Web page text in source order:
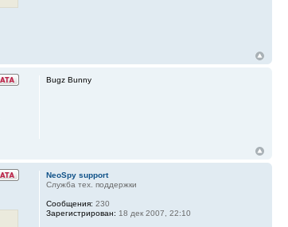
Bugz Bunny
NeoSpy support
Служба тех. поддержки
Сообщения: 230
Зарегистрирован: 18 дек 2007, 22:10